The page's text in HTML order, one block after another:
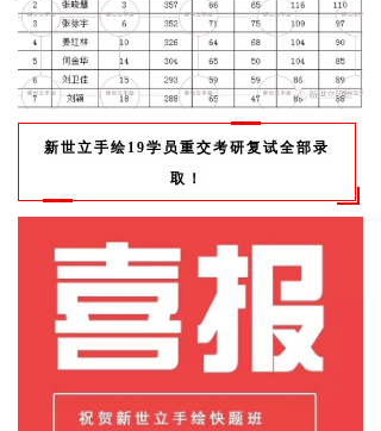
新世立手绘 19学员重交考研复试全部录
取！